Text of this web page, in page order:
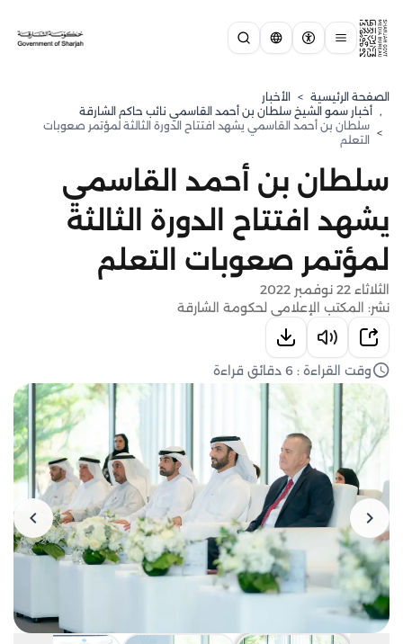
الصفحة الرئيسية > الأخبار
, ⁠أخبار سمو الشيخ سلطان بن أحمد القاسمي نائب حاكم الشارقة
>
سلطان بن أحمد القاسمي يشهد افتتاح الدورة الثالثة لمؤتمر صعوبات
التعلم
سلطان بن أحمد القاسمي
يشهد افتتاح الدورة الثالثة
لمؤتمر صعوبات التعلم
الثلاثاء 22 نوفمبر 2022
نشر: المكتب الإعلامي لحكومة الشارقة
وقت القراءة : 6 دقائق قراءة